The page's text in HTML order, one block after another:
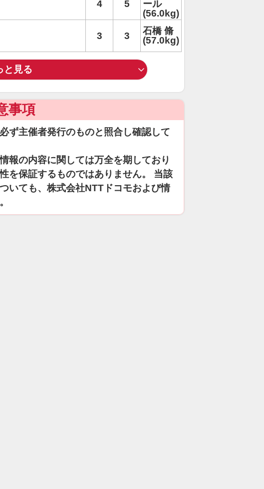
4 5
ール
(56.0kg)
3 3
石橋 脩
(57.0kg)
と見る
事項
ず主催者発行のものと照合し確認して
報の内容に関しては万全を期しており
を保証するものではありません。 当該
いても、株式会社NTTドコモおよび情